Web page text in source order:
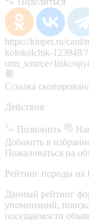
https://kinpet.ru/card/
kolokolchik-123948/?
Ссылка
Действия
Позвонить
Добавить в
Пожаловаться на
Рейтинг породы на
Данный рейтинг
упоминаний,
посещаемости